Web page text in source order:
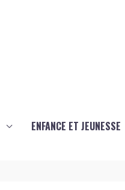
ENFANCE ET JEUNESSE